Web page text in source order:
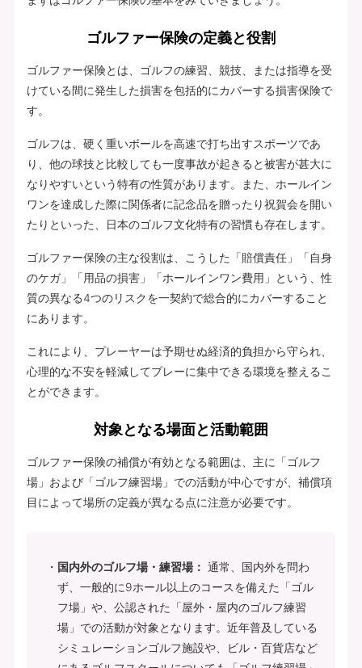
ゴルファー保険の定義と役割
ゴルファー保険とは、ゴルフの練習、競技、または指導を受
けている間に発生した損害を包括的にカバーする損害保険で
す。
ゴルフは、硬く重いボールを高速で打ち出すスポーツであ
り、他の球技と比較しても一度事故が起きると被害が甚大に
なりやすいという特有の性質があります。また、ホールイン
ワンを達成した際に関係者に記念品を贈ったり祝賀会を開い
たりといった、日本のゴルフ文化特有の習慣も存在します。
ゴルファー保険の主な役割は、こうした「賠償責任」「自身
のケガ」「用品の損害」「ホールインワン費用」という、性
質の異なる4つのリスクを一契約で総合的にカバーすること
にあります。
これにより、プレーヤーは予期せぬ経済的負担から守られ、
心理的な不安を軽減してプレーに集中できる環境を整えるこ
とができます。
対象となる場面と活動範囲
ゴルファー保険の補償が有効となる範囲は、主に「ゴルフ
場」および「ゴルフ練習場」での活動が中心ですが、補償項
目によって場所の定義が異なる点に注意が必要です。
国内外のゴルフ場・練習場： 通常、国内外を問わ
ず、一般的に9ホール以上のコースを備えた「ゴル
フ場」や、公認された「屋外・屋内のゴルフ練習
場」での活動が対象となります。近年普及している
シミュレーションゴルフ施設や、ビル・百貨店など